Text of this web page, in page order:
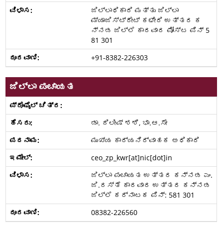
ಜಿಲ್ಲಾಧಿಕಾರಿ ಮತ್ತು ಜಿಲ್ಲಾ
ಮ್ಯಾಜಿಸ್ಟ್ರೇಟ್ ಕಛೇರಿ ಉತ್ತರ ಕ
ನ್ನಡ ಜಿಲ್ಲೆ ಕಾರವಾರ ಪೋಸ್ಟ ಪಿನ್ 5
81 301
+91-8382-226303
ಜಿಲ್ಲಾ ಪಂಚಾಯತ
ಡಾ. ದಿಲೀಷ್‌ ಶಶಿ, ಭಾ.ಆ.ಸೇ
ಮುಖ್ಯ ಕಾರ್ಯನಿರ್ವಾಹಕ ಅಧಿಕಾರಿ
ceo_zp_kwr[at]nic[dot]in
ಜಿಲ್ಲಾ ಪಂಚಾಯತ ಉತ್ತರ ಕನ್ನಡ ಎಂ.
ಜಿ.ರಸ್ತೆ ಕಾರವಾರ ಉತ್ತರ ಕನ್ನಡ
ಜಿಲ್ಲೆ ಕರ್ನಾಟಕ ಪಿನ್: 581 301
08382-226560